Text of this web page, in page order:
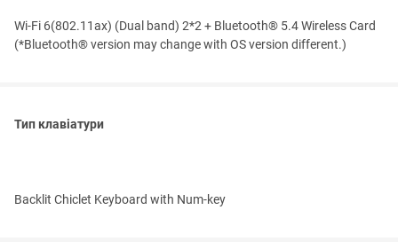
Wi-Fi 6(802.11ax) (Dual band) 2*2 + Bluetooth® 5.4 Wireless Card
(*Bluetooth® version may change with OS version different.)
Тип клавіатури
Backlit Chiclet Keyboard with Num-key